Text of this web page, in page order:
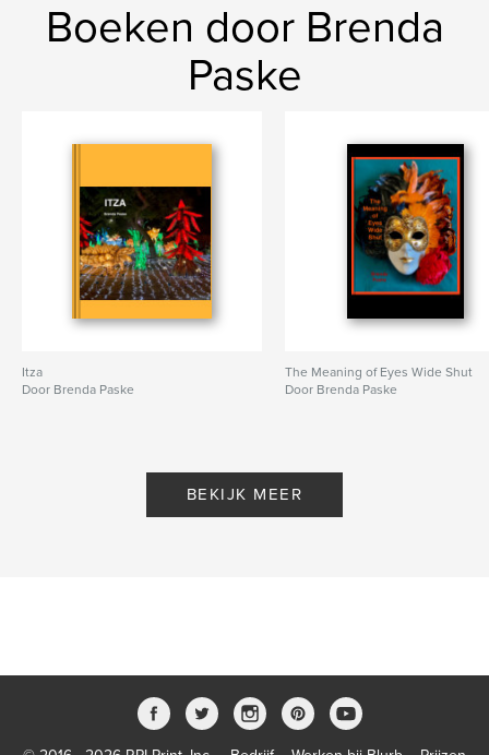
Boeken door Brenda
Paske
Itza
Door Brenda Paske
The Meaning of Eyes Wide Shut
Door Brenda Paske
BEKIJK MEER